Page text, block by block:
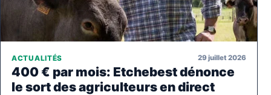
ACTUALITÉS 29 juillet 2026
400 € par mois: Etchebest dénonce
le sort des agriculteurs en direct